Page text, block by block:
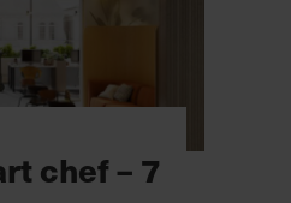
chef – 7